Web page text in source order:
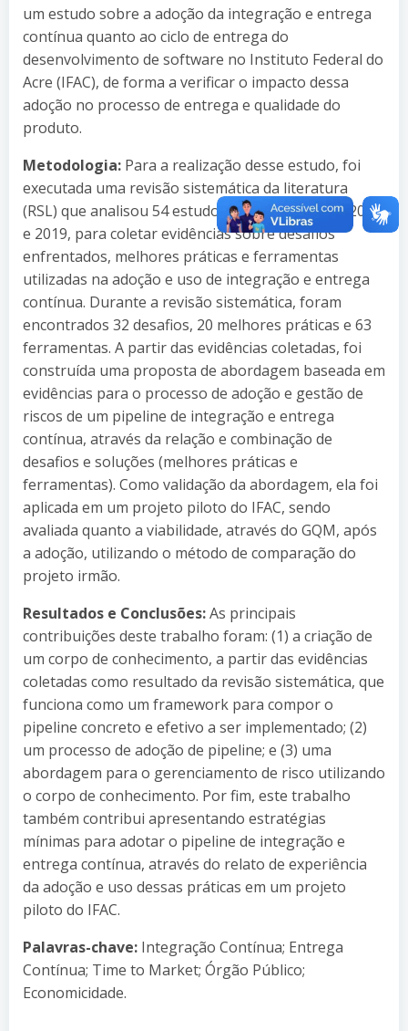
um estudo sobre a adoção da integração e entrega
contínua quanto ao ciclo de entrega do
desenvolvimento de software no Instituto Federal do
Acre (IFAC), de forma a verificar o impacto dessa
adoção no processo de entrega e qualidade do
produto.
Metodologia: Para a realização desse estudo, foi
executada uma revisão sistemática da literatura
(RSL) que analisou 54 estudos publicados entre 2016
e 2019, para coletar evidências sobre desafios
enfrentados, melhores práticas e ferramentas
utilizadas na adoção e uso de integração e entrega
contínua. Durante a revisão sistemática, foram
encontrados 32 desafios, 20 melhores práticas e 63
ferramentas. A partir das evidências coletadas, foi
construída uma proposta de abordagem baseada em
evidências para o processo de adoção e gestão de
riscos de um pipeline de integração e entrega
contínua, através da relação e combinação de
desafios e soluções (melhores práticas e
ferramentas). Como validação da abordagem, ela foi
aplicada em um projeto piloto do IFAC, sendo
avaliada quanto a viabilidade, através do GQM, após
a adoção, utilizando o método de comparação do
projeto irmão.
Resultados e Conclusões:As principais
contribuições deste trabalho foram: (1) a criação de
um corpo de conhecimento, a partir das evidências
coletadas como resultado da revisão sistemática, que
funciona como um framework para compor o
pipeline concreto e efetivo a ser implementado; (2)
um processo de adoção de pipeline; e (3) uma
abordagem para o gerenciamento de risco utilizando
o corpo de conhecimento. Por fim, este trabalho
também contribui apresentando estratégias
mínimas para adotar o pipeline de integração e
entrega contínua, através do relato de experiência
da adoção e uso dessas práticas em um projeto
piloto do IFAC.
Palavras-chave: Integração Contínua; Entrega
Contínua; Time to Market; Órgão Público;
Economicidade.